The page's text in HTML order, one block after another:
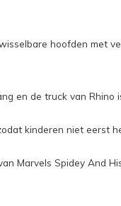
hoofden met
en de truck van Rhino
kinderen niet eerst
Marvels Spidey And